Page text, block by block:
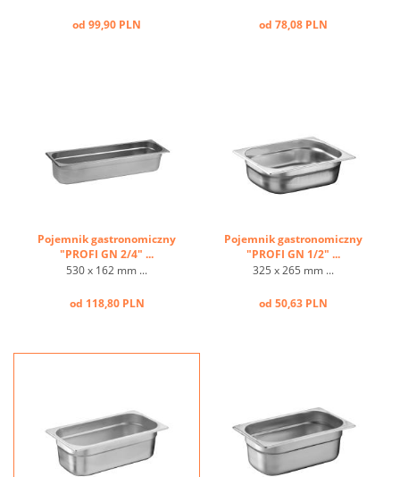
od 99,90 PLN od 78,08 PLN
Pojemnik gastronomiczny
"PROFI GN 2/4" ...
530 x 162 mm ...
od 118,80 PLN
Pojemnik gastronomiczny
"PROFI GN 1/2" ...
325 x 265 mm ...
od 50,63 PLN